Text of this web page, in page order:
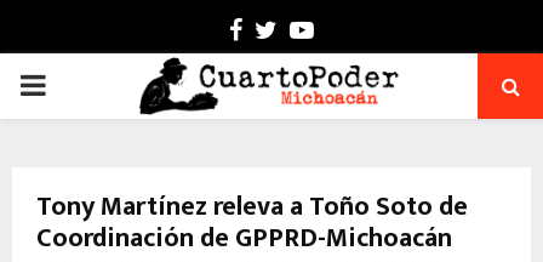
Facebook
TwitterYoutube
PRIMARY
Tony Martínez releva a Toño Soto de
Coordinación de GPPRD-Michoacán